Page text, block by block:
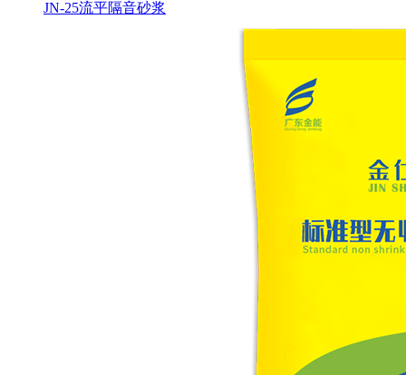
JN-25流平隔音砂浆